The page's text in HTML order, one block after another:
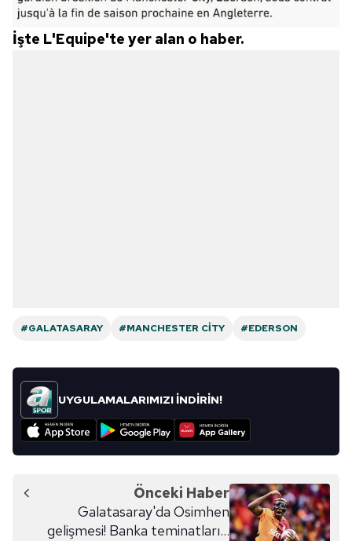
İşte L'Equipe'te yer alan o haber.
#GALATASARAY #MANCHESTER CITY #EDERSON
UYGULAMALARIMIZI İNDİRİN!
Önceki Haber
Galatasaray'da Osimhen
gelişmesi! Banka teminatları...